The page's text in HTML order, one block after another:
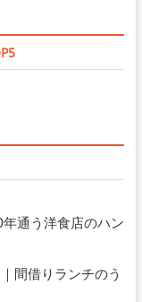
通う洋食店のハン
間借りランチのう